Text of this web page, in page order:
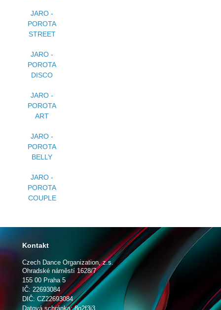
JARO -
POROTA
STREET
JARO -
POROTA
DISCO
JARO -
POROTA
ART
JARO -
POROTA
BELLY
JARO -
POROTA
COUPLE
Kontakt
Czech Dance Organization, z.s.
Ohradské náměstí 1628/7
155 00 Praha 5
IČ: 22693084
DIČ: CZ22693084
Datová schránka: 8q2f3j3